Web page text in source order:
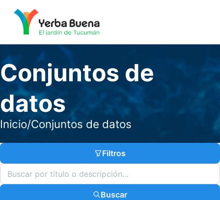
Conjuntos de
datos
Inicio/Conjuntos de datos
Filtros
Buscar